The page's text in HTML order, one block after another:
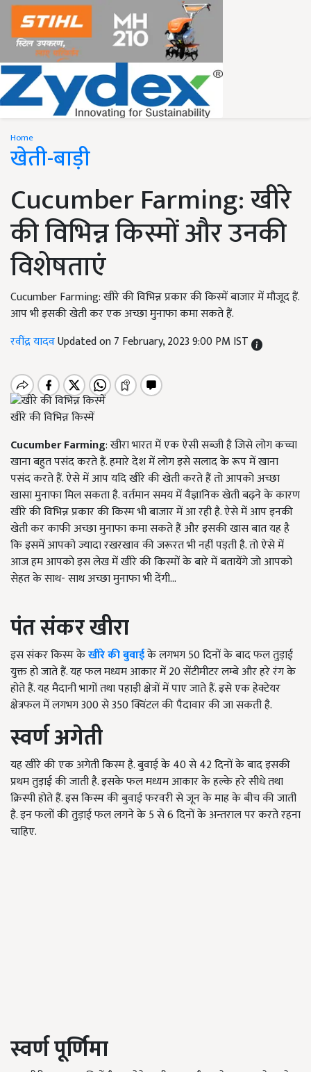
Home
खेती-बाड़ी
Cucumber Farming: खीरे
की विभिन्न किस्मों और उनकी
विशेषताएं
Cucumber Farming: खीरे की विभिन्न प्रकार की किस्में बाजार में मौजूद हैं.
आप भी इसकी खेती कर एक अच्छा मुनाफा कमा सकते हैं.
रवींद्र यादवUpdated on 7 February, 2023 9:00 PM IST
खीरे की विभिन्न किस्में
Cucumber Farming:खीरा भारत में एक ऐसी सब्जी है जिसे लोग कच्चा
खाना बहुत पसंद करते हैं. हमारे देश में लोग इसे सलाद के रूप में खाना
पसंद करते हैं. ऐसे में आप यदि खीरे की खेती करते हैं तो आपको अच्छा
खासा मुनाफा मिल सकता है. वर्तमान समय में वैज्ञानिक खेती बढ़ने के कारण
खीरे की विभिन्न प्रकार की किस्म भी बाजार में आ रही है. ऐसे में आप इनकी
खेती कर काफी अच्छा मुनाफा कमा सकते हैं और इसकी खास बात यह है
कि इसमें आपको ज्यादा रखरखाव की जरूरत भी नहीं पड़ती है. तो ऐसे में
आज हम आपको इस लेख में खीरे की किस्मों के बारे में बतायेंगे जो आपको
सेहत के साथ- साथ अच्छा मुनाफा भी देंगी...
पंत संकर खीरा
इस संकर किस्म केखीरे की बुवाईके लगभग 50 दिनों के बाद फल तुड़ाई
युक्त हो जाते हैं. यह फल मध्यम आकार में 20 सेंटीमीटर लम्बे और हरे रंग के
होते हैं. यह मैदानी भागों तथा पहाड़ी क्षेत्रों में पाए जाते हैं. इसे एक हेक्टेयर
क्षेत्रफल में लगभग 300 से 350 क्विंटल की पैदावार की जा सकती है.
स्वर्ण अगेती
यह खीरे की एक अगेती किस्म है. बुवाई के 40 से 42 दिनों के बाद इसकी
प्रथम तुड़ाई की जाती है. इसके फल मध्यम आकार के हल्के हरे सीधे तथा
क्रिस्पी होते हैं. इस किस्म की बुवाई फरवरी से जून के माह के बीच की जाती
है. इन फलों की तुड़ाई फल लगने के 5 से 6 दिनों के अन्तराल पर करते रहना
चाहिए.
स्वर्ण पूर्णिमा